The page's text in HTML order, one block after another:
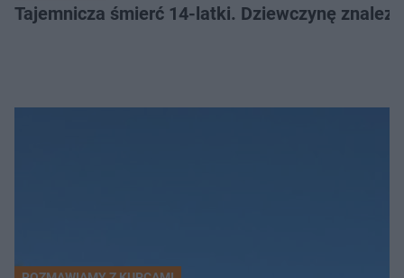
Tajemnicza śmierć 14-latki. Dziewczynę